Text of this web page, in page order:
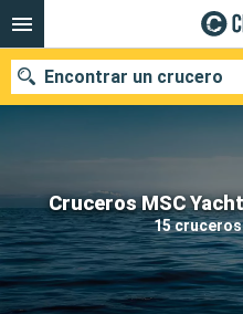
Cruceros MSC
15
Encontrar un crucero
Nuestros destinos
Fecha de salida
Puertos